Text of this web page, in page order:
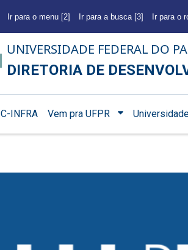
Ir para o menu [2] Ir para a busca [3] Ir para o
UNIVERSIDADE FEDERAL DO
DIRETORIA DE
C-INFRA Vem pra UFPR